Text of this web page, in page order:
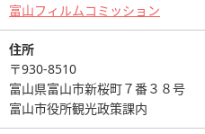
富山フィルムコミッション
住所
〒930-8510
富山県富山市新桜町７番３８号
富山市役所観光政策課内